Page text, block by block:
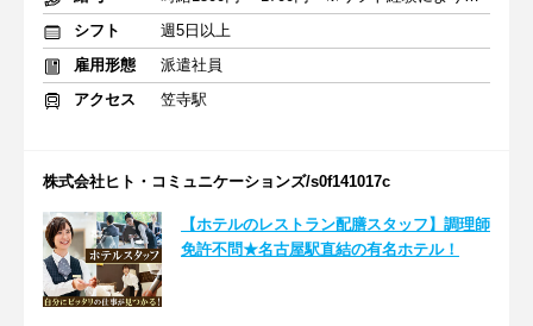
シフト
週5日以上
雇用形態
派遣社員
アクセス
笠寺駅
株式会社ヒト・コミュニケーションズ/s0f141017c
【ホテルのレストラン配膳スタッフ】調理師
免許不問★名古屋駅直結の有名ホテル！